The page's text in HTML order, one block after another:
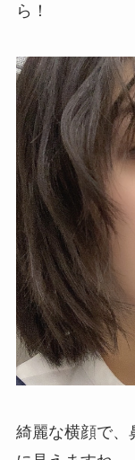
ら！
綺麗な横顔で、